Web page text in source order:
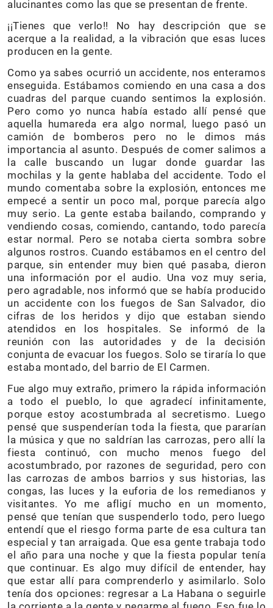
alucinantes como las que se presentan de frente.
¡¡Tienes que verlo!! No hay descripción que se
acerque a la realidad, a la vibración que esas luces
producen en la gente.
Como ya sabes ocurrió un accidente, nos enteramos
enseguida. Estábamos comiendo en una casa a dos
cuadras del parque cuando sentimos la explosión.
Pero como yo nunca había estado allí pensé que
aquella humareda era algo normal, luego pasó un
camión de bomberos pero no le dimos más
importancia al asunto. Después de comer salimos a
la calle buscando un lugar donde guardar las
mochilas y la gente hablaba del accidente. Todo el
mundo comentaba sobre la explosión, entonces me
empecé a sentir un poco mal, porque parecía algo
muy serio. La gente estaba bailando, comprando y
vendiendo cosas, comiendo, cantando, todo parecía
estar normal. Pero se notaba cierta sombra sobre
algunos rostros. Cuando estábamos en el centro del
parque, sin entender muy bien qué pasaba, dieron
una información por el audio. Una voz muy seria,
pero agradable, nos informó que se había producido
un accidente con los fuegos de San Salvador, dio
cifras de los heridos y dijo que estaban siendo
atendidos en los hospitales. Se informó de la
reunión con las autoridades y de la decisión
conjunta de evacuar los fuegos. Solo se tiraría lo que
estaba montado, del barrio de El Carmen.
Fue algo muy extraño, primero la rápida información
a todo el pueblo, lo que agradecí infinitamente,
porque estoy acostumbrada al secretismo. Luego
pensé que suspenderían toda la fiesta, que pararían
la música y que no saldrían las carrozas, pero allí la
fiesta continuó, con mucho menos fuego del
acostumbrado, por razones de seguridad, pero con
las carrozas de ambos barrios y sus historias, las
congas, las luces y la euforia de los remedianos y
visitantes. Yo me afligí mucho en un momento,
pensé que tenían que suspenderlo todo, pero luego
entendí que el riesgo forma parte de esa cultura tan
especial y tan arraigada. Que esa gente trabaja todo
el año para una noche y que la fiesta popular tenía
que continuar. Es algo muy difícil de entender, hay
que estar allí para comprenderlo y asimilarlo. Solo
tenía dos opciones: regresar a La Habana o seguirle